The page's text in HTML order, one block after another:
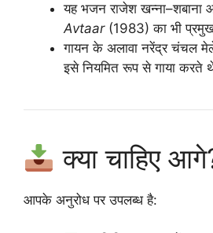
यह भजन राजेश खन्ना–शबाना
Avtaar(1983) का भी
गायन के अलावा नरेंद्र चंचल
इसे नियमित रूप से गाया करते
क्या चाहिए
आपके अनुरोध पर उपलब्ध है: